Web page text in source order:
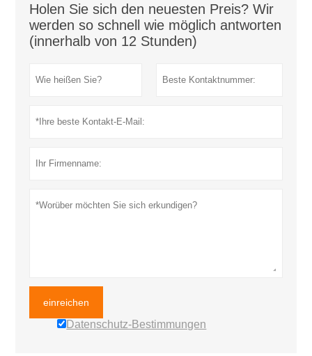
Holen Sie sich den neuesten Preis? Wir
werden so schnell wie möglich antworten
(innerhalb von 12 Stunden)
einreichen
Datenschutz-Bestimmungen